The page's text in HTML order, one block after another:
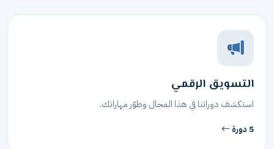
التسويق الرقمي
استكشف دوراتنا في هذا المجال وطوّر مهاراتك.